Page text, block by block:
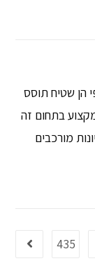
הן שטיח תוסס
בתחום זה
מורכבים
435